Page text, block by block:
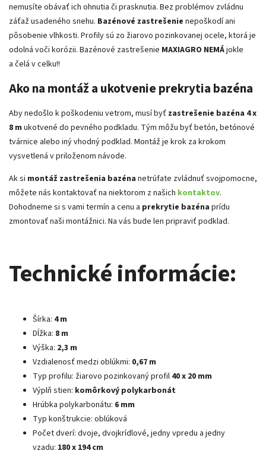
nemusíte obávať ich ohnutia či prasknutia. Bez problémov zvládnu
záťaž usadeného snehu. Bazénové zastrešenie nepoškodí ani
pôsobenie vlhkosti. Profily sú zo žiarovo pozinkovanej ocele, ktorá je
odolná voči korózii. Bazénové zastrešenie MAXIAGRO NEMÁjokle
a čelá v celku!!
Ako na montáž a ukotvenie prekrytia bazéna
Aby nedošlo k poškodeniu vetrom, musí byť zastrešenie bazéna 4 x
8 m ukotvené do pevného podkladu. Tým môžu byť betón, betónové
tvárnice alebo iný vhodný podklad. Montáž je krok za krokom
vysvetlená v priloženom návode.
Ak si montáž zastrešenia bazéna netrúfate zvládnuť svojpomocne,
môžete nás kontaktovať na niektorom z našich kontaktov.
Dohodneme si s vami termín a cenu a prekrytie bazéna prídu
zmontovať naši montážnici. Na vás bude len pripraviť podklad.
Technické informácie:
Šírka: 4 m
Dĺžka: 8 m
Výška: 2,3 m
Vzdialenosť medzi oblúkmi: 0,67 m
Typ profilu: žiarovo pozinkovaný profil 40 x 20 mm
Výplň stien: komôrkový polykarbonát
Hrúbka polykarbonátu: 6 mm
Typ konštrukcie: oblúková
Počet dverí: dvoje, dvojkrídlové, jedny vpredu a jedny
vzadu: 180 x 194 cm